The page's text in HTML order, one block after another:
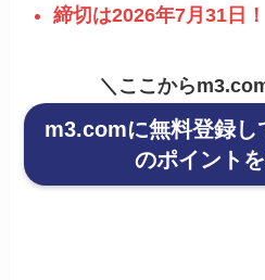
締切は2026年7月31日！
＼ここから
m3.comに無料登録し
のポイント